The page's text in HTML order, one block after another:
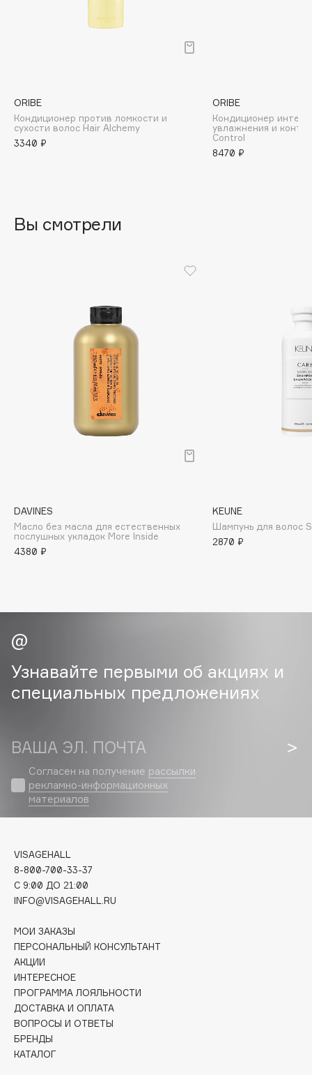
Banderas
Basicare
Batiste
beautyblender
Boadicea The Victorious
Bvlgari
by TERRY
BY WISHTREND
Cadence
Capelli Dorati
Carbon Theory
Catrice
Celimax
Cettua
Chupa Chups
Clarins Precious
Clinique
Clive Christian
Collagenina
Consly
Corimo
CosRX
Cottolina
Crescina
ORIBE
Кондиционер против ломкости и
сухости волос Hair Alchemy
3340 ₽
ORIBE
Кондиционер
увлажнения и
Control
8470 ₽
Вы смотрели
DAVINES
Масло без масла для естественных
послушных укладок More Inside
4380 ₽
KEUNE
Шампунь для волос
2870 ₽
Узнавайте первыми об акциях и
специальных предложениях
ВАША ЭЛ. ПОЧТА
Согласен на получение рассылки
рекламно-информационных
материалов
VISAGEHALL
8-800-700-33-37
C 9:00 ДО 21:00
INFO@VISAGEHALL.RU
МОИ ЗАКАЗЫ
ПЕРСОНАЛЬНЫЙ КОНСУЛЬТАНТ
АКЦИИ
ИНТЕРЕСНОЕ
ПРОГРАММА ЛОЯЛЬНОСТИ
ДОСТАВКА И ОПЛАТА
ВОПРОСЫ И ОТВЕТЫ
БРЕНДЫ
КАТАЛОГ